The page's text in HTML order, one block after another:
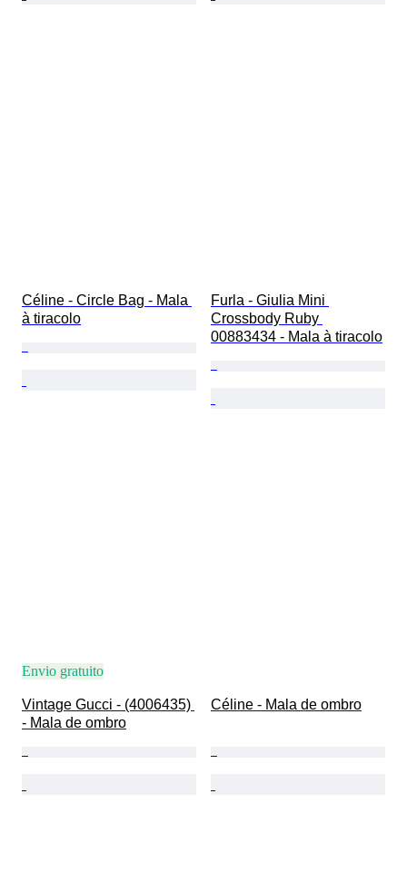
Céline - Circle Bag - Mala
à tiracolo
Furla - Giulia Mini
Crossbody Ruby
00883434 - Mala à tiracolo
Envio gratuito
Vintage Gucci - (4006435)
- Mala de ombro
Céline - Mala de ombro